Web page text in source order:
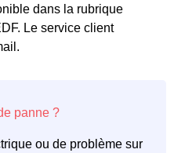
dans la rubrique
Le service client
ou de problème sur